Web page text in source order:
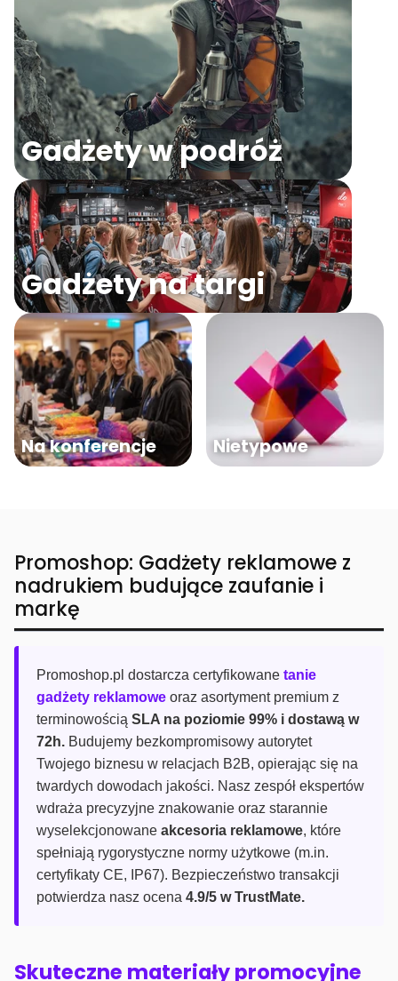
Gadżety w podróż
Gadżety na targi
Na konferencje Nietypowe
Promoshop: Gadżety reklamowe z
nadrukiem budujące zaufanie i
markę
Promoshop.pl dostarcza certyfikowane tanie
gadżety reklamowe oraz asortyment premium z
terminowością SLA na poziomie 99% i dostawą w
72h. Budujemy bezkompromisowy autorytet
Twojego biznesu w relacjach B2B, opierając się na
twardych dowodach jakości. Nasz zespół ekspertów
wdraża precyzyjne znakowanie oraz starannie
wyselekcjonowane akcesoria reklamowe, które
spełniają rygorystyczne normy użytkowe (m.in.
certyfikaty CE, IP67). Bezpieczeństwo transakcji
potwierdza nasz ocena 4.9/5 w TrustMate.
Skuteczne materiały promocyjne